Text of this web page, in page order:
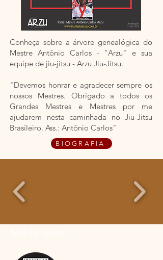
Conheça sobre a árvore genealógica do
Mestre Antônio Carlos - "Arzu" e sua
equipe de jiu-jitsu - Arzu Jiu-Jitsu.
"Devemos honrar e agradecer sempre os
nossos Mestres. Obrigado a todos os
Grandes Mestres e Mestres por me
ajudarem nesta caminhada no Jiu-Jitsu
Brasileiro. Ass.: Antônio Carlos"
BIOGRAFIA